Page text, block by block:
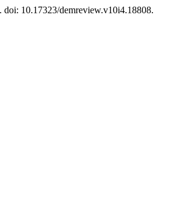
doi: 10.17323/demreview.v10i4.18808.